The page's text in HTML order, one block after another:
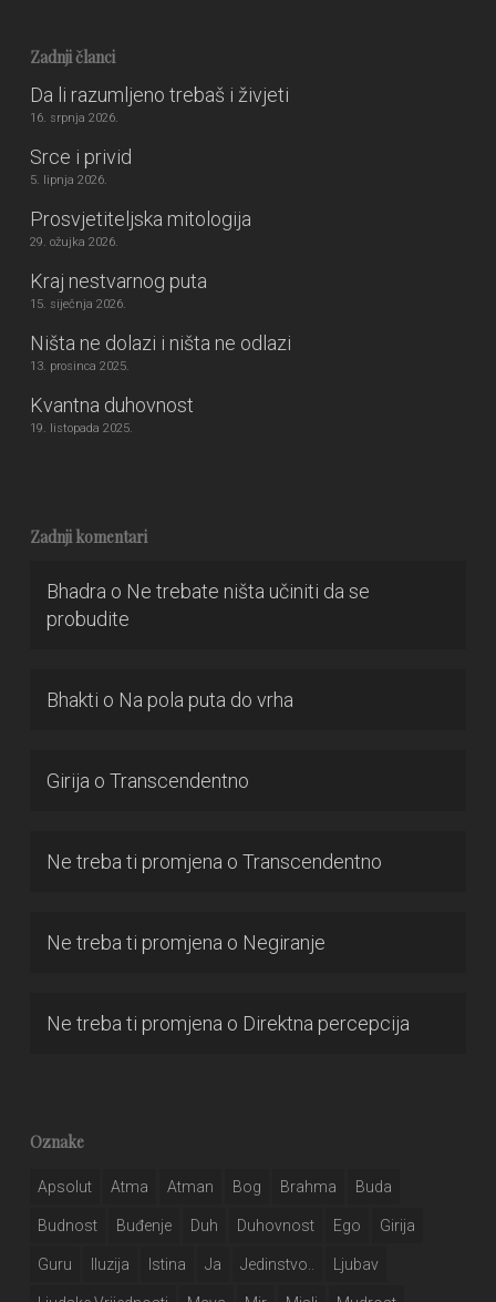
Zadnji članci
Da li razumljeno trebaš i živjeti
16. srpnja 2026.
Srce i privid
5. lipnja 2026.
Prosvjetiteljska mitologija
29. ožujka 2026.
Kraj nestvarnog puta
15. siječnja 2026.
Ništa ne dolazi i ništa ne odlazi
13. prosinca 2025.
Kvantna duhovnost
19. listopada 2025.
Zadnji komentari
Bhadra o Ne trebate ništa učiniti da se
probudite
Bhakti o Na pola puta do vrha
Girija o Transcendentno
Ne treba ti promjena o Transcendentno
Ne treba ti promjena o Negiranje
Ne treba ti promjena o Direktna percepcija
Oznake
Apsolut Atma Atman Bog Brahma Buda
Budnost Buđenje Duh Duhovnost Ego Girija
Guru Iluzija Istina Ja Jedinstvo.. Ljubav